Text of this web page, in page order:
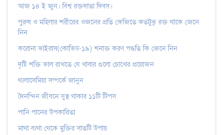
আজ ১৪ ই জুন। বিশ্ব রক্তদাতা দিবস।
পুরুষ ও মহিলার শরীরের ওজনের প্রতি কেজিতে কতটুকু রক্ত থাকে জেনে
নিন
করোনা ভাইরাস(কোভিড-১৯) শনাক্ত করণ পদ্ধতি কি জেনে নিন
দৃষ্টি শক্তি ভাল রাখতে যে খাবার গুলো চোখের প্রয়োজন
থ্যলাসেমিয়া সম্পর্কে জানুন
দৈনন্দিন জীবনে সুস্থ থাকার ১১টি টিপস
পানি পানের উপকারিতা
মাথা ব্যথা থেকে মুক্তির সাতটি উপায়